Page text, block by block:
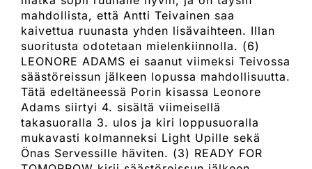
mahdollista, että Antti Teivainen saa
kaivettua ruunasta yhden lisävaihteen. Illan
suoritusta odotetaan mielenkiinnolla. (6)
LEONORE ADAMS ei saanut viimeksi Teivossa
säästöreissun jälkeen lopussa mahdollisuutta.
Tätä edeltäneessä Porin kisassa Leonore
Adams siirtyi 4. sisältä viimeisellä
takasuoralla 3. ulos ja kiri loppusuoralla
mukavasti kolmanneksi Light Upille sekä
Önas Servessille häviten. (3) READY FOR